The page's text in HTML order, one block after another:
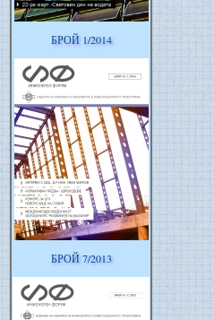
БРОЙ 1/2014
БРОЙ 7/2013